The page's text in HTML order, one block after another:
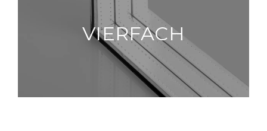
VIERFACH